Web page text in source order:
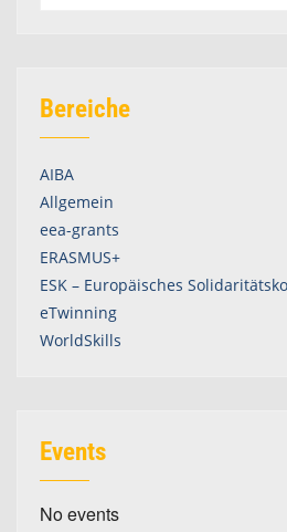
Bereiche
AIBA
Allgemein
eea-grants
ERASMUS+
ESK – Europäisches
eTwinning
WorldSkills
Events
No events